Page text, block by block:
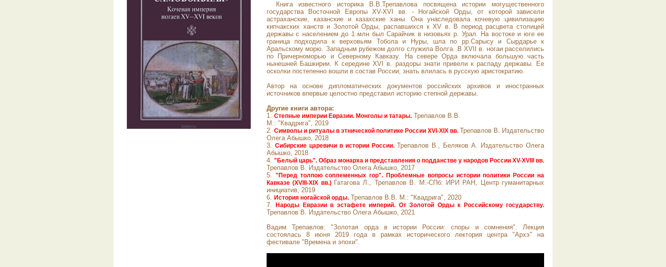
Книга известного историка В.В.Трепавлова посвящена истории мо­гущественного
государства Восточной Европы XV-XVI вв. - Ногайской Орды, от которой зависели
астраханские, казанские и казахские ханы. Она унаследовала кочевую цивилизацию
кипчакских ханств и Золотой Орды, распавшихся к XV в. В период расцвета столицей
державы с населением до 1 млн был Сарай­чик в низовьях р. Урал. На востоке и юге ее
граница подходила к верховьям Тобола и Нуры, шла по pp.Сарысу и Сырдарье к
Аральскому морю. За­падным рубежом долго служила Волга. В XVII в. ногаи расселились
по Причерноморью и Северному Кавказу. На севере Орда включала большую часть
нынешней Башкирии. К середине XVI в. раздоры знати привели к распаду державы. Ее
осколки постепенно вошли в состав России, знать влилась в русскую аристократию.
Автор на основе дипломатических документов российских архивов и иностранных
источников впервые целостно представил историю степной державы.
Другие книги автора:
1. Степные империи Евразии. Монголы и татары. Трепавлов В.В.
М.: "Квадрига", 2019
2. Символы и ритуалы в этнической политике России XVI-XIX вв. Трепавлов В. Издательство
Олега Абышко, 2018
3. Сибирские царевичи в истории России. Трепавлов В., Беляков А. Издательство Олега
Абышко, 2018
4. "Белый царь". Образ монарха и представления о подданстве у народов России XV-XVIII вв.
Трепавлов В. Издательство Олега Абышко, 2017
5. "Перед толпою соплеменных гор". Проблемные вопросы истории политики России на
Кавказе (XVIII-XIX вв.) Гатагова Л., Трепавлов В. М.-СПб: ИРИ РАН, Центр гуманитарных
инициатив, 2019
6. История ногайской орды. Трепавлов В.В. М.: "Квадрига", 2020
7.Народы Евразии в эстафете империй. От Золотой Орды к Российскому государству.
Трепавлов В. Издательство Олега Абышко, 2021
Вадим Трепавлов: "Золотая орда в истории России: споры и сомнения". Лекция
состоялась 8 июня 2019 года в рамках исторического лектория центра "Архэ" на
фестивале "Времена и эпохи".